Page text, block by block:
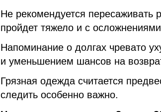
Не рекомендуется
пройдет тяжело и с
Напоминание о долгах чревато
и уменьшением шансов на
Грязная одежда считается
следить особенно важно.